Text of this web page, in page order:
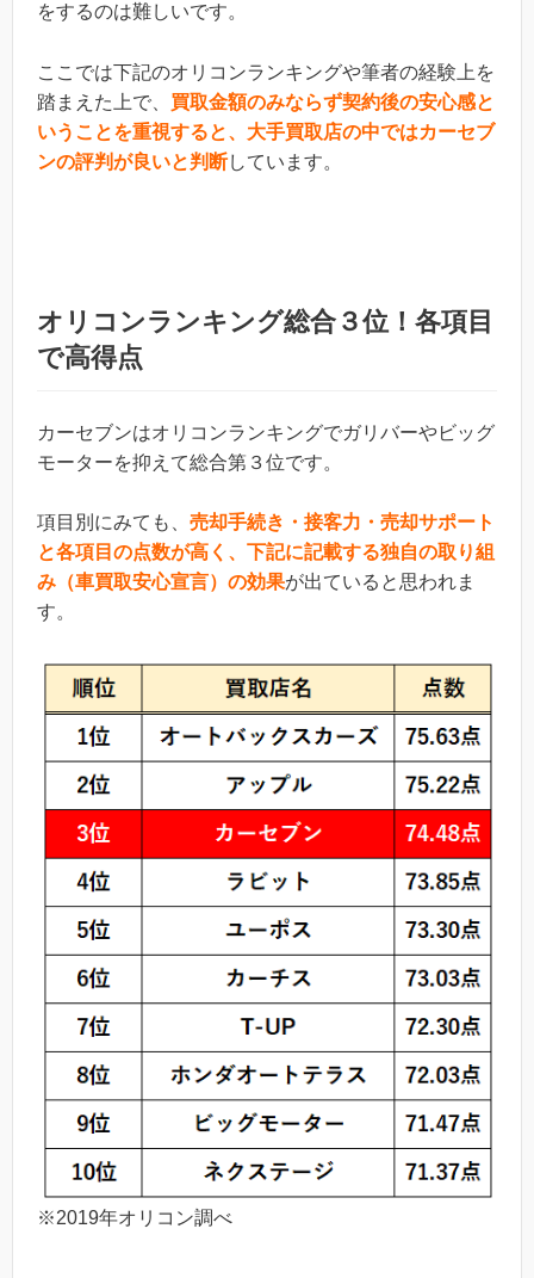
をするのは難しいです。
ここでは下記のオリコンランキングや筆者の経験上を
踏まえた上で、 買取金額のみならず契約後の安心感と
いうことを重視すると、大手買取店の中ではカーセブ
ンの評判が良いと判断しています。
オリコンランキング総合３位！各項目
で高得点
カーセブンはオリコンランキングでガリバーやビッグ
モーターを抑えて総合第３位です。
項目別にみても、 売却手続き・接客力・売却サポート
と各項目の点数が高く、下記に記載する独自の取り組
み（車買取安心宣言）の効果が出ていると思われま
す。
※2019年オリコン調べ